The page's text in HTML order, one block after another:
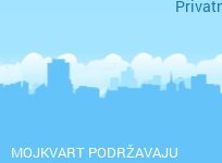
MOJKVART PODRŽAVAJU